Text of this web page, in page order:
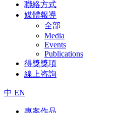
聯絡方式
媒體報導
全部
Media
Events
Publications
得獎獎項
線上咨詢
中 EN
專案作品